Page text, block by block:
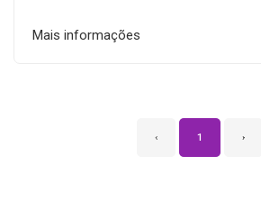
Mais informações
‹ 1 ›